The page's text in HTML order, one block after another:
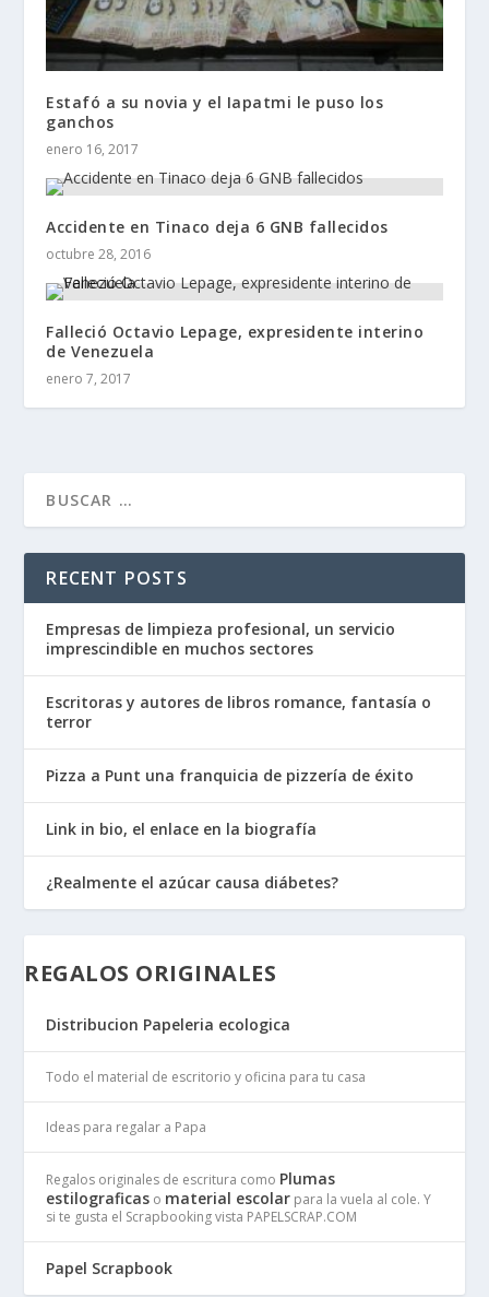
Estafó a su novia y el Iapatmi le puso los
ganchos
enero 16, 2017
Accidente en Tinaco deja 6 GNB fallecidos
octubre 28, 2016
Falleció Octavio Lepage, expresidente interino
de Venezuela
enero 7, 2017
RECENT POSTS
Empresas de limpieza profesional, un servicio
imprescindible en muchos sectores
Escritoras y autores de libros romance, fantasía o
terror
Pizza a Punt una franquicia de pizzería de éxito
Link in bio, el enlace en la biografía
¿Realmente el azúcar causa diábetes?
REGALOS ORIGINALES
Distribucion Papeleria ecologica
Todo el material de escritorio y oficina para tu casa
Ideas para regalar a Papa
Regalos originales de escritura como Plumas
estilograficas o material escolar para la vuela al cole. Y
si te gusta el Scrapbooking vista PAPELSCRAP.COM
Papel Scrapbook